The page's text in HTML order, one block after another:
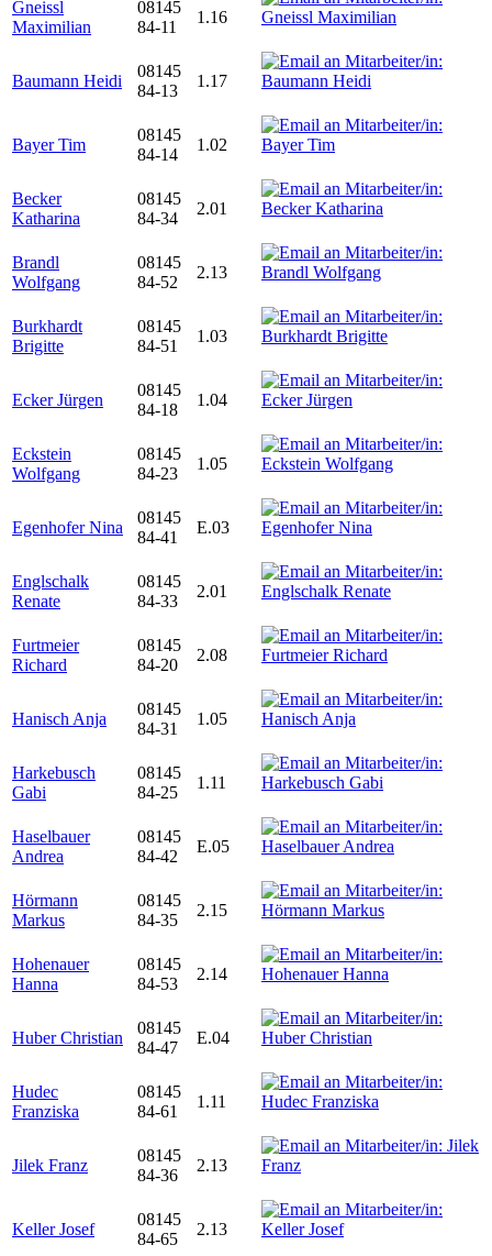
Gneissl
Maximilian
08145
84-11
1.16
Baumann Heidi
08145
84-13
1.17
Bayer Tim
08145
84-14
1.02
Becker
Katharina
08145
84-34
2.01
Brandl
Wolfgang
08145
84-52
2.13
Burkhardt
Brigitte
08145
84-51
1.03
Ecker Jürgen
08145
84-18
1.04
Eckstein
Wolfgang
08145
84-23
1.05
Egenhofer Nina
08145
84-41
E.03
Englschalk
Renate
08145
84-33
2.01
Furtmeier
Richard
08145
84-20
2.08
Hanisch Anja
08145
84-31
1.05
Harkebusch
Gabi
08145
84-25
1.11
Haselbauer
Andrea
08145
84-42
E.05
Hörmann
Markus
08145
84-35
2.15
Hohenauer
Hanna
08145
84-53
2.14
Huber Christian
08145
84-47
E.04
Hudec
Franziska
08145
84-61
1.11
Jilek Franz
08145
84-36
2.13
Keller Josef
08145
84-65
2.13